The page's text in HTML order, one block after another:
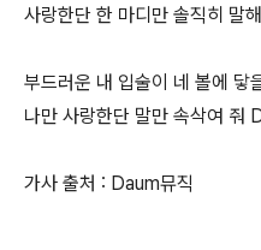
사랑한단 한 마디만 솔직히 말
부드러운 내 입술이 네 볼에 닿
나만 사랑한단 말만 속삭여 줘
가사 출처 : Daum뮤직